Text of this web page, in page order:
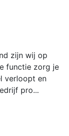
zijn wij op
functie zorg je
verloopt en
pro...